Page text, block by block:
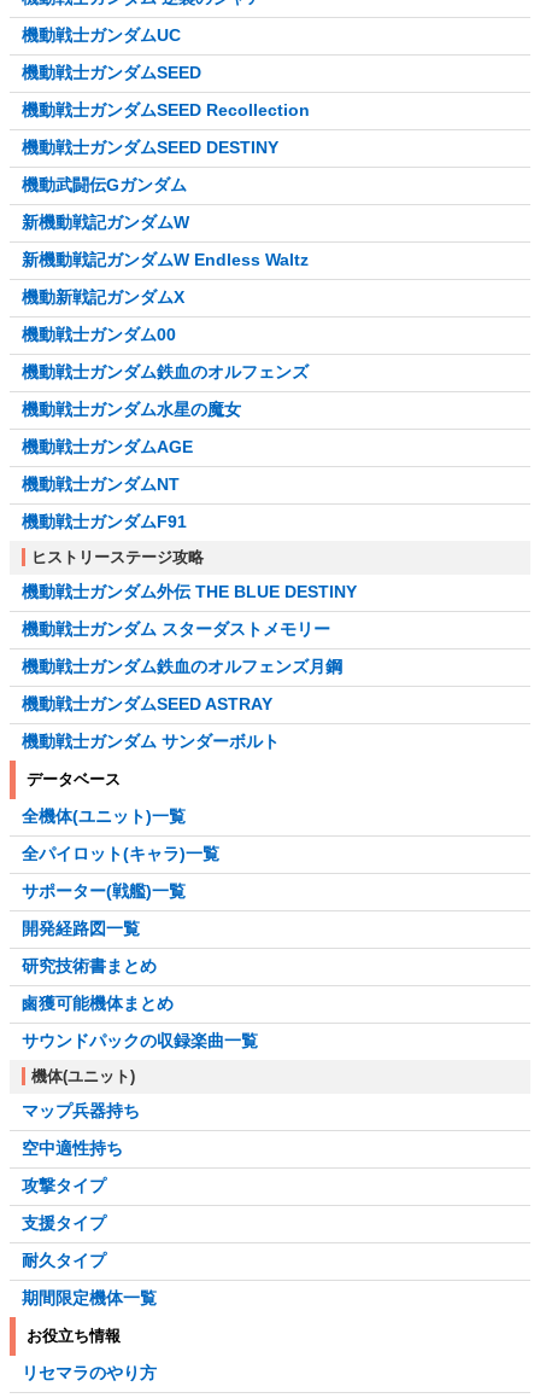
機動戦士ガンダムUC
機動戦士ガンダムSEED
機動戦士ガンダムSEED Recollection
機動戦士ガンダムSEED DESTINY
機動武闘伝Gガンダム
新機動戦記ガンダムW
新機動戦記ガンダムW Endless Waltz
機動新戦記ガンダムX
機動戦士ガンダム00
機動戦士ガンダム鉄血のオルフェンズ
機動戦士ガンダム水星の魔女
機動戦士ガンダムAGE
機動戦士ガンダムNT
機動戦士ガンダムF91
ヒストリーステージ攻略
機動戦士ガンダム外伝 THE BLUE DESTINY
機動戦士ガンダム スターダストメモリー
機動戦士ガンダム鉄血のオルフェンズ月鋼
機動戦士ガンダムSEED ASTRAY
機動戦士ガンダム サンダーボルト
データベース
全機体(ユニット)一覧
全パイロット(キャラ)一覧
サポーター(戦艦)一覧
開発経路図一覧
研究技術書まとめ
鹵獲可能機体まとめ
サウンドパックの収録楽曲一覧
機体(ユニット)
マップ兵器持ち
空中適性持ち
攻撃タイプ
支援タイプ
耐久タイプ
期間限定機体一覧
お役立ち情報
リセマラのやり方